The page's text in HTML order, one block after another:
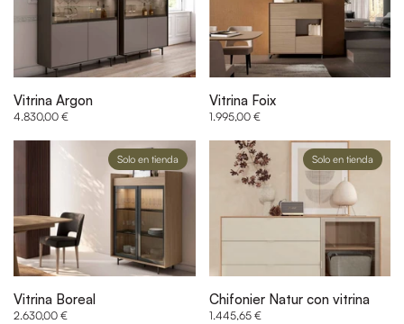
Vitrina Argon
4.830,00 €
Vitrina Foix
1.995,00 €
Vitrina Boreal
2.630,00 €
Solo en tienda
Chifonier Natur con vitrina
1.445,65 €
Solo en tienda